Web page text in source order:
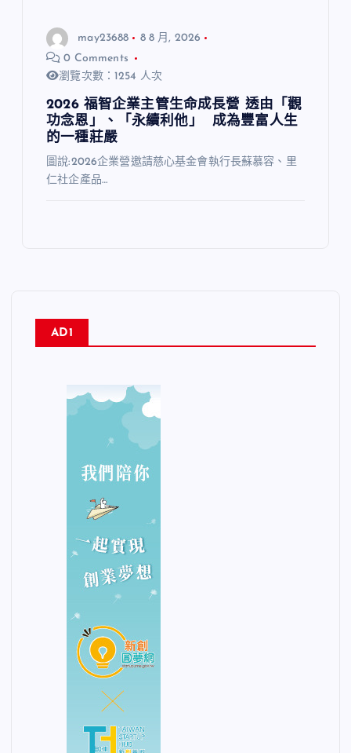
may23688
8 8 月, 2026
0 Comments
瀏覽次數：1254 人次
2026 福智企業主管生命成長營 透由「觀
功念恩」、「永續利他」 成為豐富人生
的一種莊嚴
圖說:2026企業營邀請慈心基金會執行長蘇慕容、里
仁社企產品…
AD1